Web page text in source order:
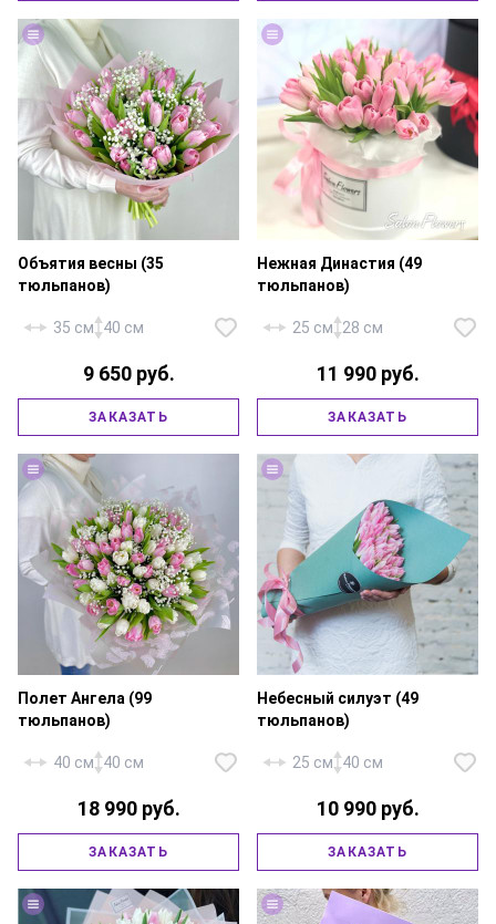
Тюльпан — 35 шт., гипсофила —
3 шт., фирменная упаковка,
Объятия весны (35
тюльпанов)
35 см 40 см
9 650 руб.
ЗАКАЗАТЬ
Розовый тюльпан — 49 шт.,
шляпная коробка (18x20 см),
Нежная Династия (49
тюльпанов)
25 см 28 см
11 990 руб.
ЗАКАЗАТЬ
Тюльпан «Голландия белый» —
розовый» — 49 шт., гипсофила —
3 шт., фирменная упаковка,
Полет Ангела (99
тюльпанов)
40 см 40 см
18 990 руб.
ЗАКАЗАТЬ
Тюльпаны розовые — 49 шт.,
фирменная упаковка, атласная
Небесный силуэт (49
тюльпанов)
25 см 40 см
10 990 руб.
ЗАКАЗАТЬ